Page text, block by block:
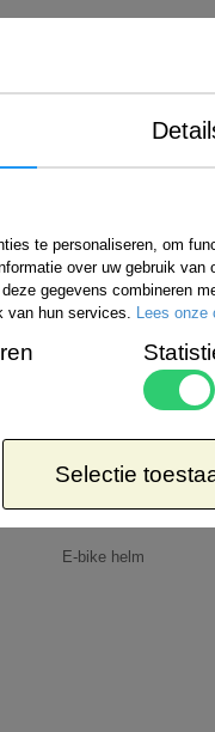
Nederland kiezen:
-
-
-
goederen lichter zijn dan 5kg
rights reserved2026 ©
E-bike helm
te personaliseren, om
over uw gebruik
gegevens combineren
van hun services. Lees onze
Selectie